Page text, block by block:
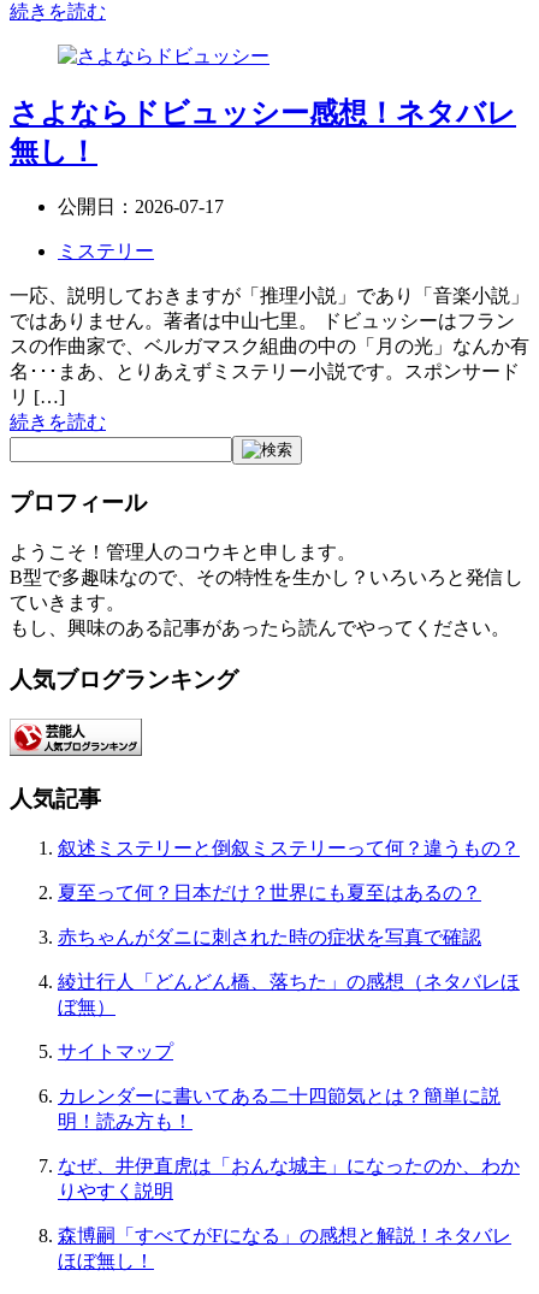
続きを読む
さよならドビュッシー感想！ネタバレ
無し！
公開日： 2026-07-17
ミステリー
一応、説明しておきますが「推理小説」であり「音楽小説」
ではありません。著者は中山七里。 ドビュッシーはフラン
スの作曲家で、ベルガマスク組曲の中の「月の光」なんか有
名･･･まあ、とりあえずミステリー小説です。スポンサード
リ […]
続きを読む
プロフィール
ようこそ！管理人のコウキと申します。
B型で多趣味なので、その特性を生かし？いろいろと発信し
ていきます。
もし、興味のある記事があったら読んでやってください。
人気ブログランキング
人気記事
叙述ミステリーと倒叙ミステリーって何？違うもの？
夏至って何？日本だけ？世界にも夏至はあるの？
赤ちゃんがダニに刺された時の症状を写真で確認
綾辻行人「どんどん橋、落ちた」の感想（ネタバレほ
ぼ無）
サイトマップ
カレンダーに書いてある二十四節気とは？簡単に説
明！読み方も！
なぜ、井伊直虎は「おんな城主」になったのか、わか
りやすく説明
森博嗣「すべてがFになる」の感想と解説！ネタバレ
ほぼ無し！